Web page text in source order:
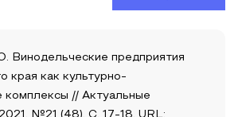
Винодельческие предприятия
края как культурно-
комплексы // Актуальные